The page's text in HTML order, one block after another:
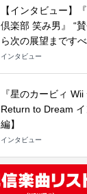
【インタビュー】
倶楽部 笑み男』 “
ら次の展望まですべ
インタビュー
『星のカービィ Wii
Return to Dream
編】
インタビュー